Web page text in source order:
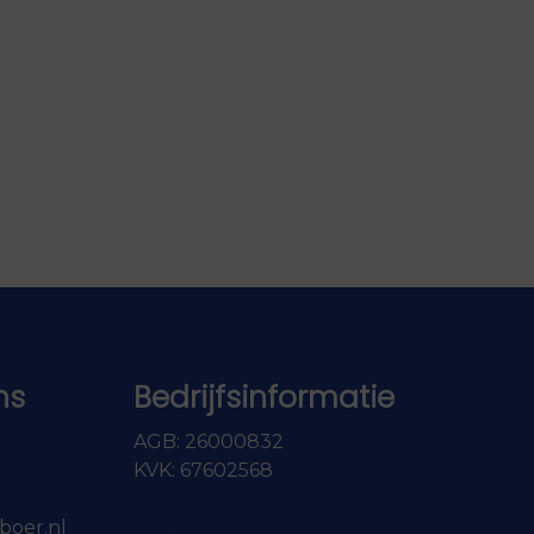
Bedrijfsinformatie
AGB: 26000832
KVK: 67602568